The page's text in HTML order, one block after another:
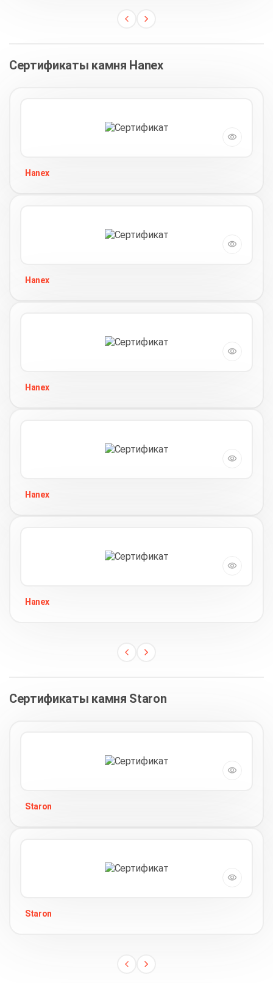
Сертификаты камня Hanex
Hanex
Hanex
Hanex
Hanex
Hanex
Сертификаты камня Staron
Staron
Staron